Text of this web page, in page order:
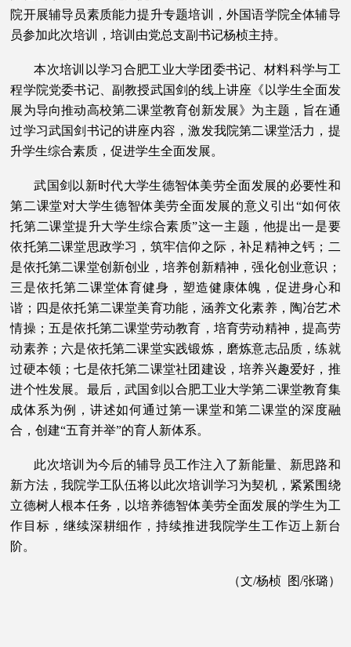
院开展辅导员素质能力提升专题培训，外国语学院全体辅导
员参加此次培训，培训由党总支副书记杨桢主持。
本次培训以学习合肥工业大学团委书记、材料科学与工
程学院党委书记、副教授武国剑的线上讲座《以学生全面发
展为导向推动高校第二课堂教育创新发展》为主题，旨在通
过学习武国剑书记的讲座内容，激发我院第二课堂活力，提
升学生综合素质，促进学生全面发展。
武国剑以新时代大学生德智体美劳全面发展的必要性和
第二课堂对大学生德智体美劳全面发展的意义引出“如何依
托第二课堂提升大学生综合素质”这一主题，他提出一是要
依托第二课堂思政学习，筑牢信仰之际，补足精神之钙；二
是依托第二课堂创新创业，培养创新精神，强化创业意识；
三是依托第二课堂体育健身，塑造健康体魄，促进身心和
谐；四是依托第二课堂美育功能，涵养文化素养，陶冶艺术
情操；五是依托第二课堂劳动教育，培育劳动精神，提高劳
动素养；六是依托第二课堂实践锻炼，磨炼意志品质，练就
过硬本领；七是依托第二课堂社团建设，培养兴趣爱好，推
进个性发展。最后，武国剑以合肥工业大学第二课堂教育集
成体系为例，讲述如何通过第一课堂和第二课堂的深度融
合，创建“五育并举”的育人新体系。
此次培训为今后的辅导员工作注入了新能量、新思路和
新方法，我院学工队伍将以此次培训学习为契机，紧紧围绕
立德树人根本任务，以培养德智体美劳全面发展的学生为工
作目标，继续深耕细作，持续推进我院学生工作迈上新台
阶。
（文/杨桢  图/张璐）